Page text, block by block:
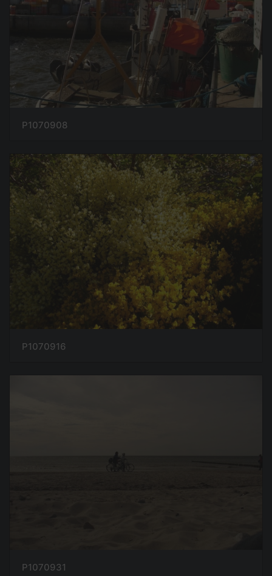
P1070908
P1070916
P1070931